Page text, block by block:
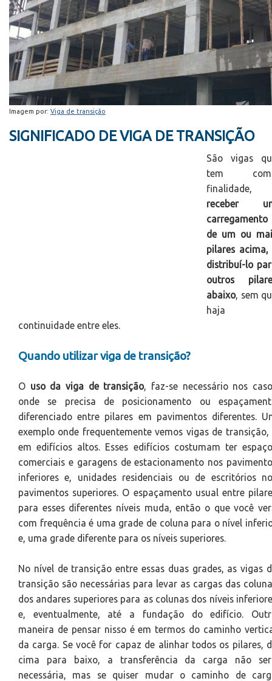
Imagem por: Viga de transição
SIGNIFICADO DE VIGA DE TRANSIÇÃO
São vigas
tem
finalidade,
receber
carregamento
de um ou
pilares acima,
distribuí-lo
outros
abaixo, sem
haja
continuidade entre eles.
Quando utilizar viga de transição?
O uso da viga de transição, faz-se necessário nos
onde se precisa de posicionamento ou
diferenciado entre pilares em pavimentos diferentes.
exemplo onde frequentemente vemos vigas de transição,
em edifícios altos. Esses edifícios costumam ter
comerciais e garagens de estacionamento nos
inferiores e, unidades residenciais ou de escritórios
pavimentos superiores. O espaçamento usual entre
para esses diferentes níveis muda, então o que você
com frequência é uma grade de coluna para o nível
e, uma grade diferente para os níveis superiores.
No nível de transição entre essas duas grades, as vigas
transição são necessárias para levar as cargas das
dos andares superiores para as colunas dos níveis
e, eventualmente, até a fundação do edifício.
maneira de pensar nisso é em termos do caminho
da carga. Se você for capaz de alinhar todos os pilares,
cima para baixo, a transferência da carga não
necessária, mas se quiser mudar o caminho de